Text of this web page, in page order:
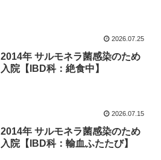
2026.07.25
2014年 サルモネラ菌感染のため
入院【IBD科：絶食中】
2026.07.15
2014年 サルモネラ菌感染のため
入院【IBD科：輸血ふたたび】